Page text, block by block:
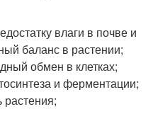
влаги в почве и
баланс в растении;
обмен в клетках;
и ферментации;
растения;